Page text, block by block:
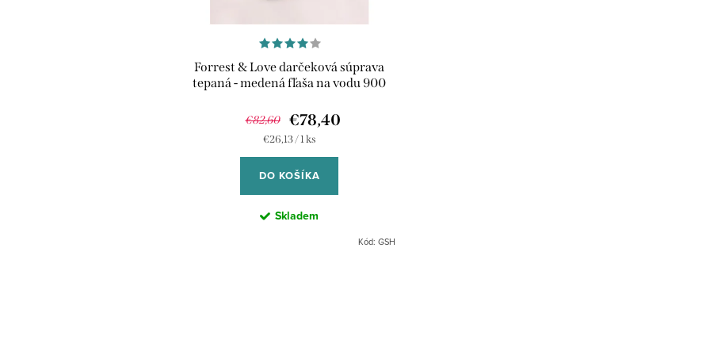
Forrest & Love darčeková súprava
tepaná - medená fľaša na vodu 900
€82,60 €78,40
Jednotková
cena:
€26,13 / 1 ks
DO KOŠÍKA
Skladem
Kód: GSH